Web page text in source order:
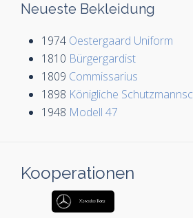
Neueste Bekleidung
1974 Oestergaard Uniform
1810 Bürgergardist
1809 Commissarius
1898 Königliche
1948 Modell 47
Kooperationen